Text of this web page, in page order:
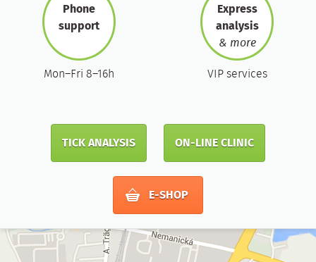
Phone
support
Mon–Fri 8–16h
Express
analysis
& more
VIP services
TICK ANALYSIS ON-LINE CLINIC
E-SHOP